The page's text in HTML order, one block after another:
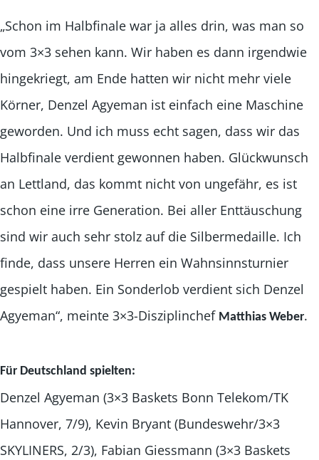
„Schon im Halbfinale war ja alles drin, was man so
vom 3×3 sehen kann. Wir haben es dann irgendwie
hingekriegt, am Ende hatten wir nicht mehr viele
Körner, Denzel Agyeman ist einfach eine Maschine
geworden. Und ich muss echt sagen, dass wir das
Halbfinale verdient gewonnen haben. Glückwunsch
an Lettland, das kommt nicht von ungefähr, es ist
schon eine irre Generation. Bei aller Enttäuschung
sind wir auch sehr stolz auf die Silbermedaille. Ich
finde, dass unsere Herren ein Wahnsinnsturnier
gespielt haben. Ein Sonderlob verdient sich Denzel
Agyeman“, meinte 3×3-Disziplinchef Matthias Weber.
Für Deutschland spielten:
Denzel Agyeman (3×3 Baskets Bonn Telekom/TK
Hannover, 7/9), Kevin Bryant (Bundeswehr/3×3
SKYLINERS, 2/3), Fabian Giessmann (3×3 Baskets